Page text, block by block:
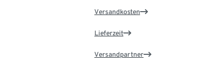
Versandkosten
Lieferzeit
Versandpartner